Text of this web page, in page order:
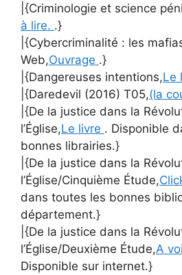
|{Criminologie et science
à lire. .}
|{Cybercriminalité : les
Web,Ouvrage .}
|{Dangereuses intentions,Le
|{Daredevil (2016) T05,(la
|{De la justice dans la
l’Église,Le livre . Disponible
bonnes librairies.}
|{De la justice dans la
l’Église/Cinquième Étude,
dans toutes les bonnes
département.}
|{De la justice dans la
l’Église/Deuxième Étude,A
Disponible sur internet.}